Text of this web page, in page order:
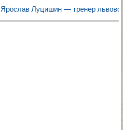
Ярослав Луцишин — тренер